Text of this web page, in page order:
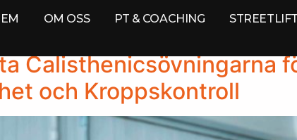
OM OSS PT & COACHING
Calisthenicsövningarna
och Kroppskontroll